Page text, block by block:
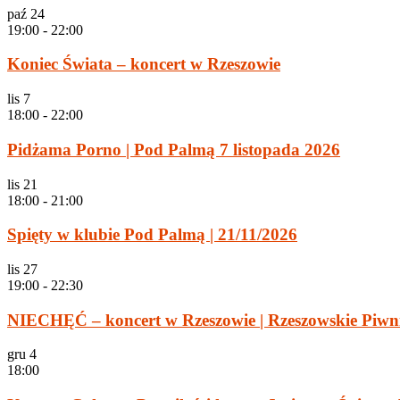
paź 24
19:00 - 22:00
Koniec Świata – koncert w Rzeszowie
lis 7
18:00 - 22:00
Pidżama Porno | Pod Palmą 7 listopada 2026
lis 21
18:00 - 21:00
Spięty w klubie Pod Palmą | 21/11/2026
lis 27
19:00 - 22:30
NIECHĘĆ – koncert w Rzeszowie | Rzeszowskie
gru 4
18:00